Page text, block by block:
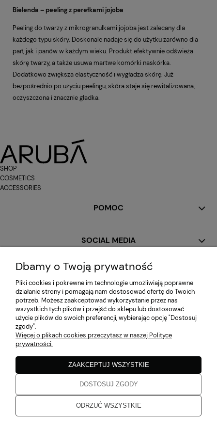
Bielenda – peeling z perełkami jojoba
Peeling do twarzy z mikrogranulkami jojoba jest zalecany dla
każdego typu skóry. Doskonale nadaje się do użytku zarówno dla
pań, jak i panów w każdym wieku. Produkt efektywnie odświeża
skórę twarzy, a także usuwa martwe komórki naskórka.
Dodatkowo zwiększa elastyczność i wygładza skórę. Już
bezpośrednio po użyciu peelingu, skóra staje się rewitalizowana,
oczyszczona i znacznie gładka.
SHOP
COSMETICS
ACCESSORIES
POMOC
SOCIAL MEDIA
MOJE KONTO
PŁATNOŚCI I DOSTAWA
INFORMACJE
O NAS
Dbamy o Twoją prywatność
Pliki cookies i pokrewne im technologie umożliwiają poprawne
działanie strony i pomagają nam dostosować ofertę do Twoich
potrzeb. Możesz zaakceptować wykorzystanie przez nas
wszystkich tych plików i przejść do sklepu lub dostosować
użycie plików do swoich preferencji, wybierając opcję "Dostosuj
zgody".
Więcej o plikach cookies przeczytasz w naszej Polityce
prywatności.
ODRZUĆ WSZYSTKIE
DOSTOSUJ ZGODY
ZAAKCEPTUJ WSZYSTKIE